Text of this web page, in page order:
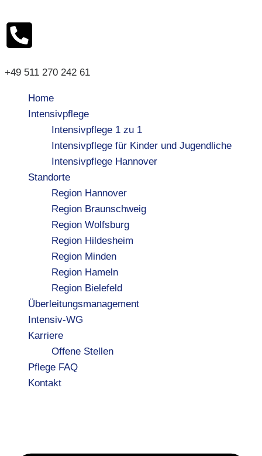
+49 511 270 242 61
Home
Intensivpflege
Intensivpflege 1 zu 1
Intensivpflege für Kinder und Jugendliche
Intensivpflege Hannover
Standorte
Region Hannover
Region Braunschweig
Region Wolfsburg
Region Hildesheim
Region Minden
Region Hameln
Region Bielefeld
Überleitungsmanagement
Intensiv-WG
Karriere
Offene Stellen
Pflege FAQ
Kontakt